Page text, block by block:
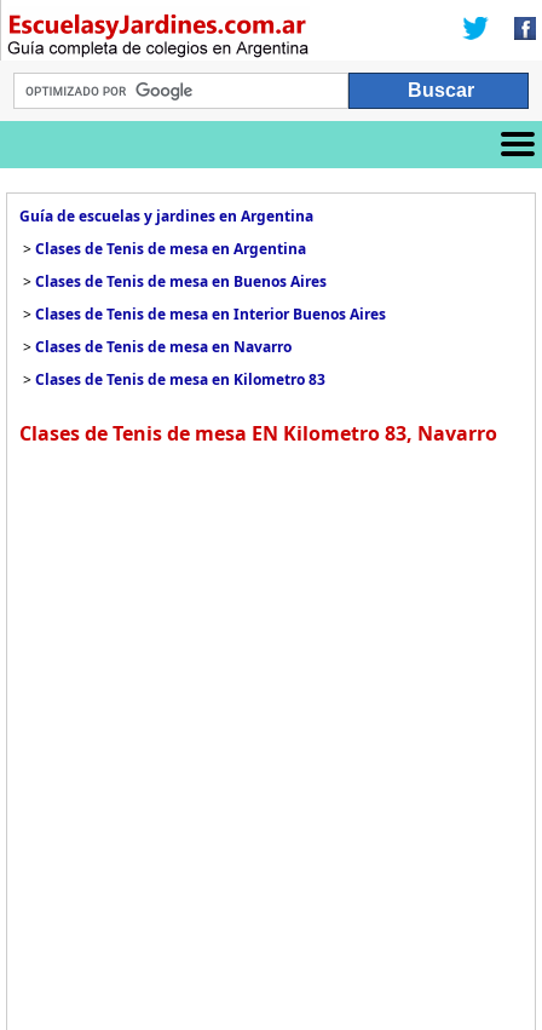
Guía de escuelas y jardines en Argentina
>Clases de Tenis de mesa en Argentina
>Clases de Tenis de mesa en Buenos Aires
>Clases de Tenis de mesa en Interior Buenos Aires
>Clases de Tenis de mesa en Navarro
>Clases de Tenis de mesa en Kilometro 83
Clases de Tenis de mesa EN Kilometro 83, Navarro